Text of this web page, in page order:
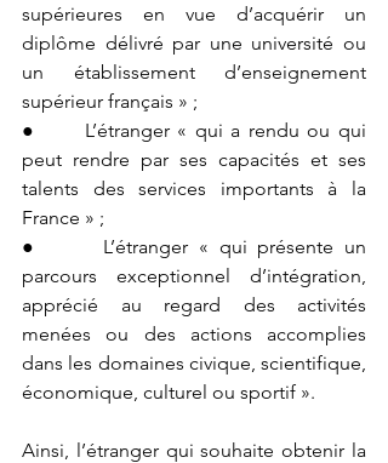
supérieures en vue d’acquérir un
diplôme délivré par une université ou
un établissement d’enseignement
supérieur français » ;
●      L’étranger « qui a rendu ou qui
peut rendre par ses capacités et ses
talents des services importants à la
France » ;
●      L’étranger « qui présente un
parcours exceptionnel d’intégration,
apprécié au regard des activités
menées ou des actions accomplies
dans les domaines civique, scientifique,
économique, culturel ou sportif ».
Ainsi, l’étranger qui souhaite obtenir la